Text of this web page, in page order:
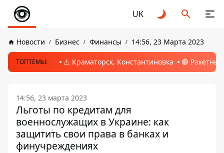
UK
Новости Бизнес Финансы 14:56, 23 Марта 2023
ТОПТЕМЫ: ⚠️ Краматорск, Константиновка 🔴
14:56, 23 марта 2023
Льготы по кредитам для
военнослужащих в Украине: как
защитить свои права в банках и
финучреждениях